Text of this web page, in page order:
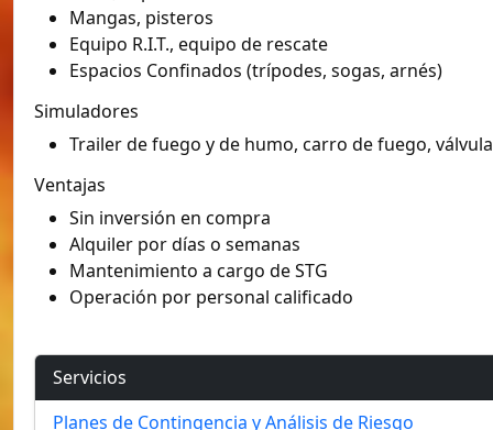
Mangas, pisteros
Equipo R.I.T., equipo de rescate
Espacios Confinados (trípodes, sogas, arnés)
Simuladores
Trailer de fuego y de humo, carro de fuego,
Ventajas
Sin inversión en compra
Alquiler por días o semanas
Mantenimiento a cargo de STG
Operación por personal calificado
Servicios
Planes de Contingencia y Análisis de Riesgo